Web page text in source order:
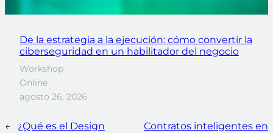
De la estrategia a la ejecución: cómo convertir la
ciberseguridad en un habilitador del negocio
Workshop
Online
agosto 26, 2026
←
¿Qué es el Design
Contratos inteligentes en